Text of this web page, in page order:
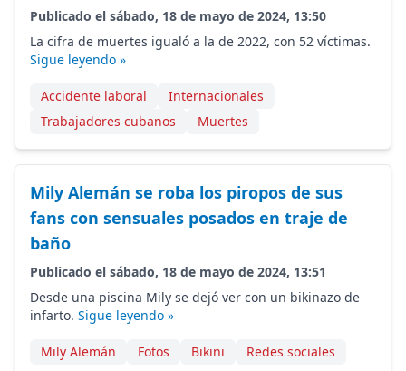
Publicado el sábado, 18 de mayo de 2024, 13:50
La cifra de muertes igualó a la de 2022, con 52 víctimas.
Sigue leyendo »
Accidente laboral
Internacionales
Trabajadores cubanos
Muertes
Mily Alemán se roba los piropos de sus
fans con sensuales posados en traje de
baño
Publicado el sábado, 18 de mayo de 2024, 13:51
Desde una piscina Mily se dejó ver con un bikinazo de
infarto. Sigue leyendo »
Mily Alemán Fotos Bikini Redes sociales